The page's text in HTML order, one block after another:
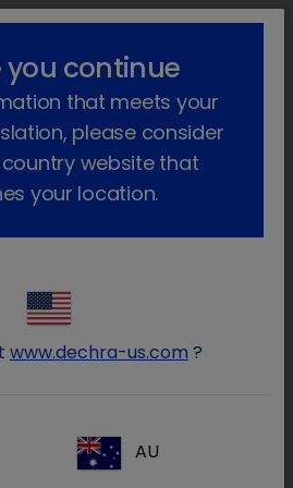
lock_outline search menu
terapêuticas
Endocrinologia
Produtos
o
you continue
that meets your
please consider
website that
your location.
www.dechra-us.com ?
AU